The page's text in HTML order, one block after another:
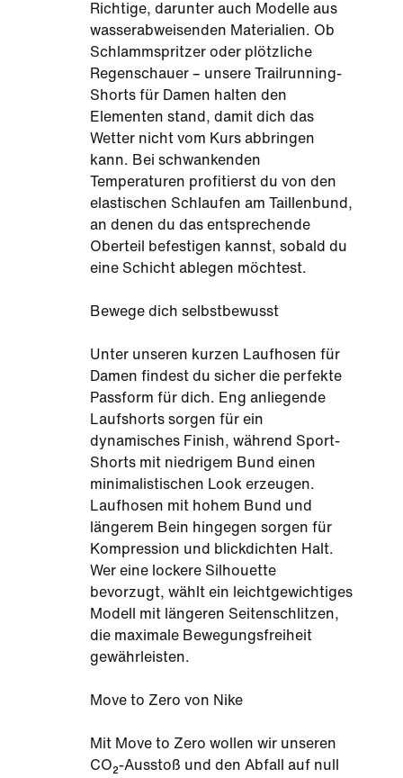
Richtige, darunter auch Modelle aus
wasserabweisenden Materialien. Ob
Schlammspritzer oder plötzliche
Regenschauer – unsere Trailrunning-
Shorts für Damen halten den
Elementen stand, damit dich das
Wetter nicht vom Kurs abbringen
kann. Bei schwankenden
Temperaturen profitierst du von den
elastischen Schlaufen am Taillenbund,
an denen du das entsprechende
Oberteil befestigen kannst, sobald du
eine Schicht ablegen möchtest.
Bewege dich selbstbewusst
Unter unseren kurzen Laufhosen für
Damen findest du sicher die perfekte
Passform für dich. Eng anliegende
Laufshorts sorgen für ein
dynamisches Finish, während Sport-
Shorts mit niedrigem Bund einen
minimalistischen Look erzeugen.
Laufhosen mit hohem Bund und
längerem Bein hingegen sorgen für
Kompression und blickdichten Halt.
Wer eine lockere Silhouette
bevorzugt, wählt ein leichtgewichtiges
Modell mit längeren Seitenschlitzen,
die maximale Bewegungsfreiheit
gewährleisten.
Move to Zero von Nike
Mit Move to Zero wollen wir unseren
CO₂-Ausstoß und den Abfall auf null